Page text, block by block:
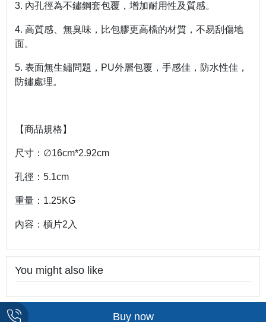
3. 內孔徑為不鏽鋼套包覆，增加耐用性及質感。
4. 高質感、無臭味，比包膠更高檔的材質，不易刮傷地
面。
5. 表面無生鏽問題，PU外層包覆，手感佳，防水性佳，
防鏽處理。
【商品規格】
尺寸：∅16cm*2.92cm
孔徑：5.1cm
重量：1.25KG
內容：槓片2入
You might also like
Buy now